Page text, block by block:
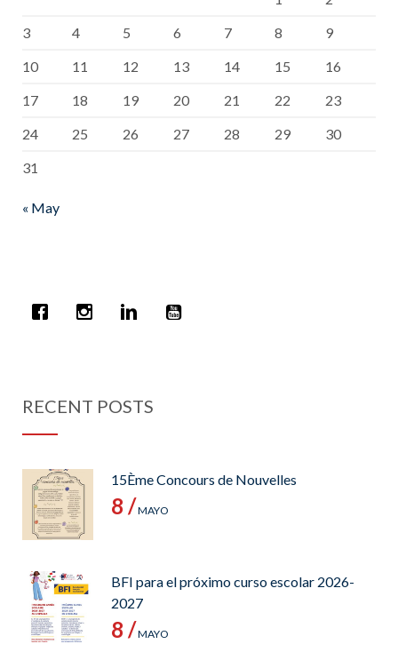
3
4 5 6 7 8
9
10
11 12 13 14 15
16
17
18 19 20 21 22
23
24
25 26 27 28 29
30
31
« May
RECENT POSTS
15Ème Concours de Nouvelles
8 /MAYO
BFI para el próximo curso escolar 2026-
2027
8 /MAYO